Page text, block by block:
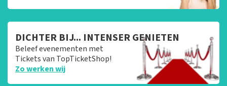
DICHTER BIJ... INTENSER GENIETEN
Beleef evenementen met
Tickets van TopTicketShop!
Zo werken wij